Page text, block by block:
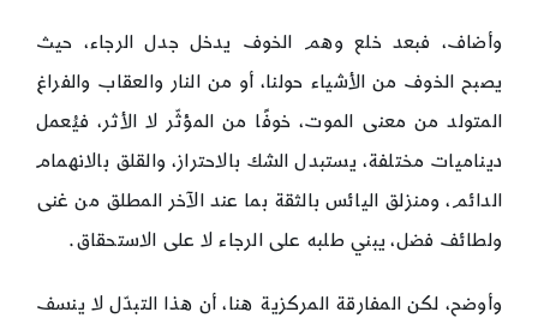
وأضاف، فبعد خلع وهم الخوف يدخل جدل الرجاء، حيث
يصبح الخوف من الأشياء حولنا، أو من النار والعقاب والفراغ
المتولد من معنى الموت، خوفًا من المؤثّر لا الأثر، فيُعمل
ديناميات مختلفة، يستبدل الشك بالاحتراز، والقلق بالانهمام
الدائم، ومنزلق اليائس بالثقة بما عند الآخر المطلق من غنى
ولطائف فضل، يبني طلبه على الرجاء لا على الاستحقاق.
وأوضح، لكن المفارقة المركزية هنا، أن هذا التبدّل لا ينسف